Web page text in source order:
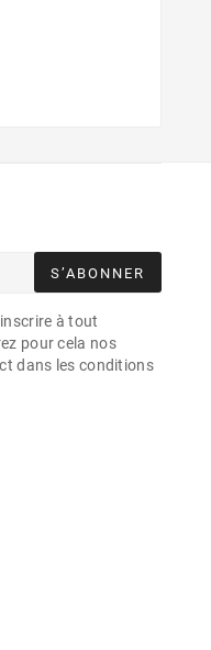
S’ABONNER
à tout
pour cela nos
dans les conditions